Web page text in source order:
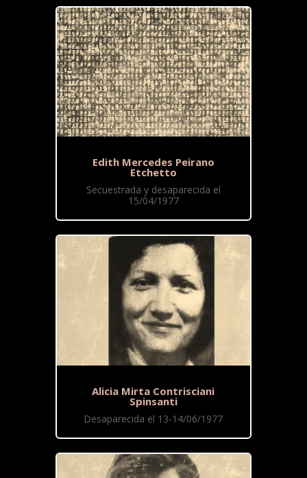
Edith Mercedes Peirano
Etchetto
Secuestrada y desaparecida el
15/04/1977
Alicia Mirta Contrisciani
Spinsanti
Desaparecida el 13-14/06/1977